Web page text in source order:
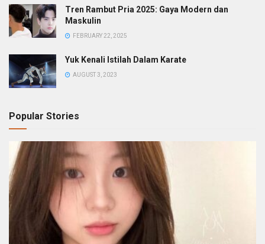
Tren Rambut Pria 2025: Gaya Modern dan
Maskulin
FEBRUARY 22, 2025
Yuk Kenali Istilah Dalam Karate
AUGUST 3, 2023
Popular Stories